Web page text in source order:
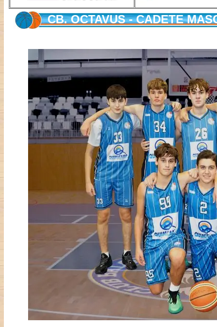
CB. OCTAVUS - CADETE